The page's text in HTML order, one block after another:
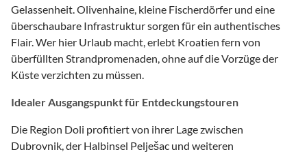
Gelassenheit. Olivenhaine, kleine Fischerdörfer und eine
überschaubare Infrastruktur sorgen für ein authentisches
Flair. Wer hier Urlaub macht, erlebt Kroatien fern von
überfüllten Strandpromenaden, ohne auf die Vorzüge der
Küste verzichten zu müssen.
Idealer Ausgangspunkt für Entdeckungstouren
Die Region Doli profitiert von ihrer Lage zwischen
Dubrovnik, der Halbinsel Pelješac und weiteren